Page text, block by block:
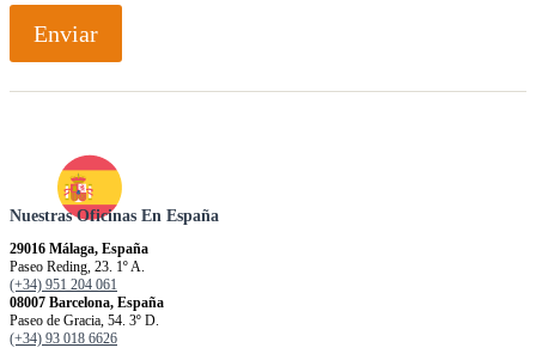
Enviar
Nuestras Oficinas En España
29016 Málaga, España
Paseo Reding, 23. 1º A.
(+34) 951 204 061
08007 Barcelona, España
Paseo de Gracia, 54. 3º D.
(+34) 93 018 6626